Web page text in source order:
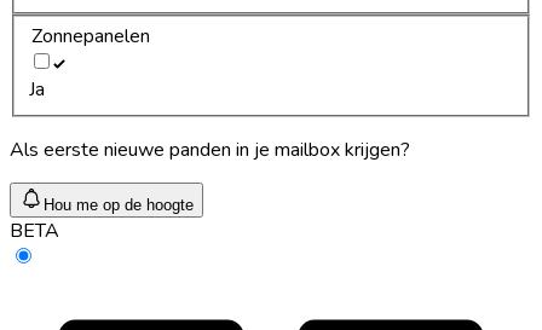
Zonnepanelen
Ja
Als eerste nieuwe panden in je mailbox krijgen?
Hou me op de hoogte
BETA